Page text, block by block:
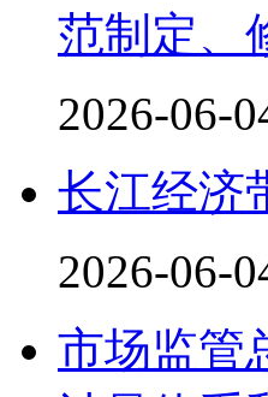
范制定、
2026-06-
长江经济
2026-06-
市场监管